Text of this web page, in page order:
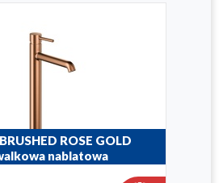
ROSE GOLD
nablatowa